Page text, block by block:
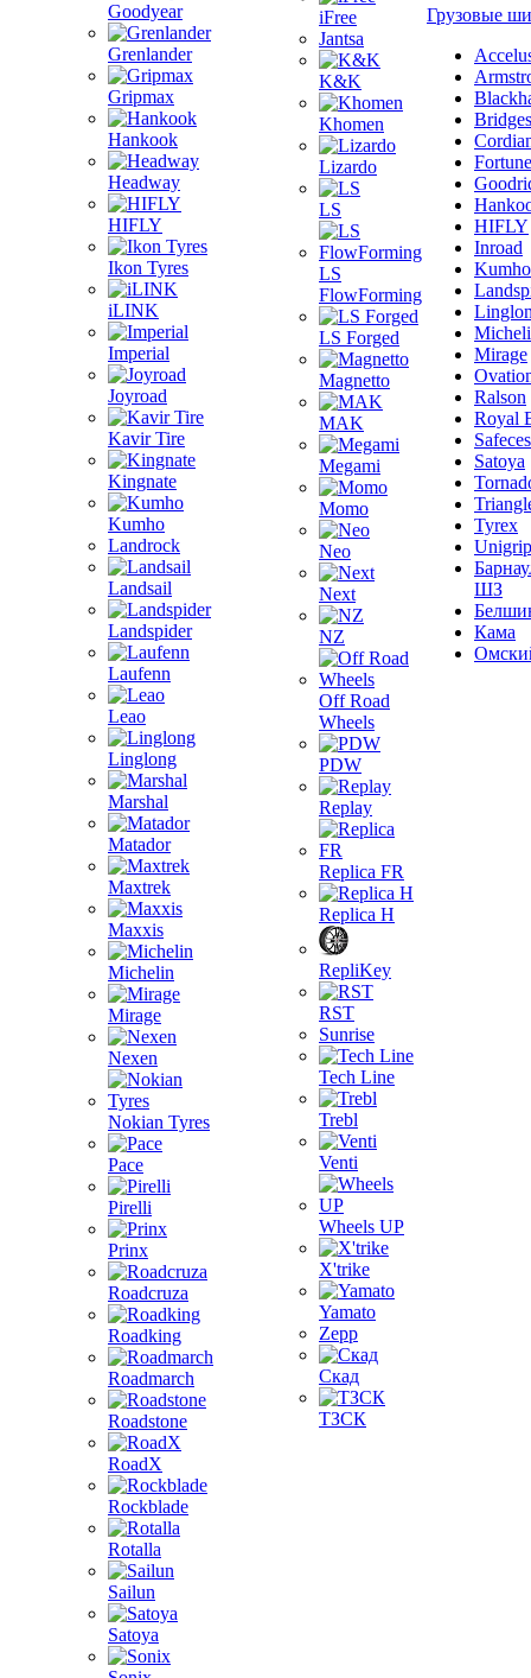
Goodyear
Grenlander
Gripmax
Hankook
Headway
HIFLY
Ikon Tyres
iLINK
Imperial
Joyroad
Kavir Tire
Kingnate
Kumho
Landrock
Landsail
Landspider
Laufenn
Leao
Linglong
Marshal
Matador
Maxtrek
Maxxis
Michelin
Mirage
Nexen
Nokian Tyres
Pace
Pirelli
Prinx
Roadcruza
Roadking
Roadmarch
Roadstone
RoadX
Rockblade
Rotalla
Sailun
Satoya
iFree
Jantsa
K&K
Khomen
Lizardo
LS
LS
FlowForming
LS Forged
Magnetto
MAK
Megami
Momo
Neo
Next
NZ
Off Road
Wheels
PDW
Replay
Replica FR
Replica H
RepliKey
RST
Sunrise
Tech Line
Trebl
Venti
Wheels UP
X'trike
Yamato
Zepp
Скад
ТЗСК
Грузовые
Fortune
HIFLY
Inroad
Kumho
Mirage
Ralson
Royal
Satoya
Tyrex
Unigrip
ШЗ
Кама